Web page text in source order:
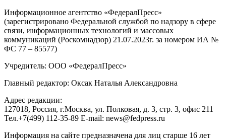
Информационное агентство «ФедералПресс»
(зарегистрировано Федеральной службой по надзору в сфере
связи, информационных технологий и массовых
коммуникаций (Роскомнадзор) 21.07.2023г. за номером ИА №
ФС 77 – 85577)
Учредитель: ООО «ФедералПресс»
Главный редактор: Оксак Наталья Александровна
Адрес редакции:
127018, Россия, г.Москва, ул. Полковая, д. 3, стр. 3, офис 211
Тел.+7(499) 112-35-89 E-mail: news@fedpress.ru
Информация на сайте предназначена для лиц старше 16 лет